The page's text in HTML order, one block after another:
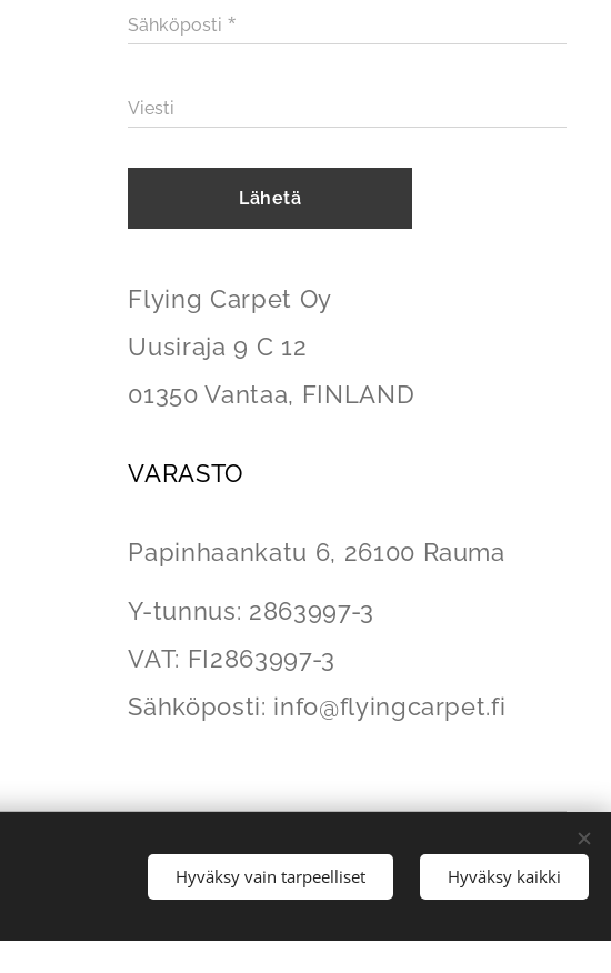
Sähköposti
Viesti
Lähetä
Flying Carpet Oy
Uusiraja 9 C 12
01350 Vantaa, FINLAND
VARASTO
Papinhaankatu 6, 26100 Rauma
Y-tunnus: 2863997-3
VAT: FI2863997-3
Sähköposti: info@flyingcarpet.fi
Evästeet
Hyväksy vain tarpeelliset Hyväksy kaikki